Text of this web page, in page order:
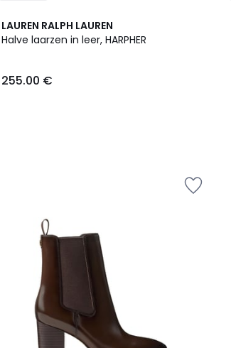
LAUREN RALPH LAUREN
Halve laarzen in leer, HARPHER
255.00 €